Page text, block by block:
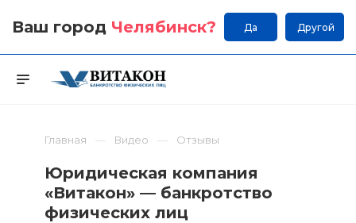
Ваш город Челябинск? Да Другой
Главная Видео Отзывы
Юридическая компания
«Витакон» — банкротство
физических лиц